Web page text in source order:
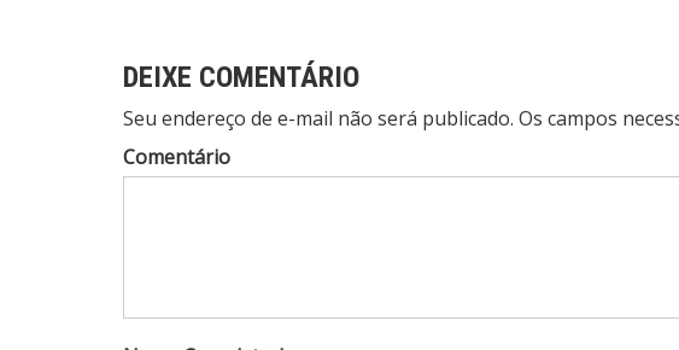
DEIXE COMENTÁRIO
Seu endereço de e-mail não será publicado. Os campos
Comentário